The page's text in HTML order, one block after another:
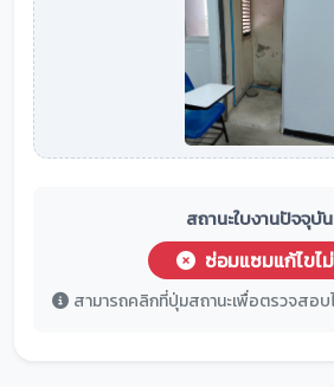
สถานะใบงานปัจจุบั
ซ่อมแซมแก้ไขไ
สามารถคลิกที่ปุ่มสถานะเพื่อตรวจสอบ